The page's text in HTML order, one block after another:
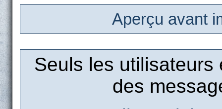
Aperçu avant
Seuls les
des